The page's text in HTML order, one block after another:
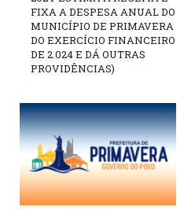
FIXA A DESPESA ANUAL DO
MUNICÍPIO DE PRIMAVERA
DO EXERCÍCIO FINANCEIRO
DE 2.024 E DÁ OUTRAS
PROVIDÊNCIAS)